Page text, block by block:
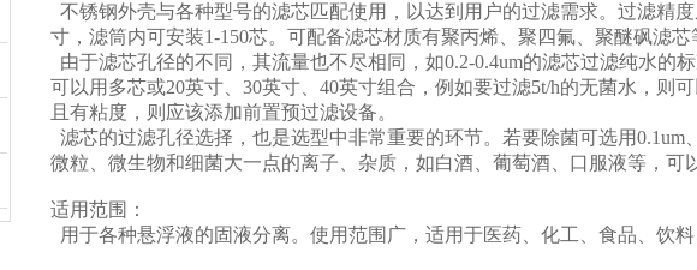
不锈钢外壳与各种型号的滤芯匹配使用，以达到用户的过滤需求。过滤精度
寸，滤筒内可安装1-150芯。可配备滤芯材质有聚丙烯、聚四氟、聚醚砜滤芯
由于滤芯孔径的不同，其流量也不尽相同，如0.2-0.4um的滤芯过滤纯水的
可以用多芯或20英寸、30英寸、40英寸组合，例如要过滤5t/h的无菌水，则
且有粘度，则应该添加前置预过滤设备。
滤芯的过滤孔径选择，也是选型中非常重要的环节。若要除菌可选用0.1um
微粒、微生物和细菌大一点的离子、杂质，如白酒、葡萄酒、口服液等，可
适用范围：
用于各种悬浮液的固液分离。使用范围广，适用于医药、化工、食品、饮